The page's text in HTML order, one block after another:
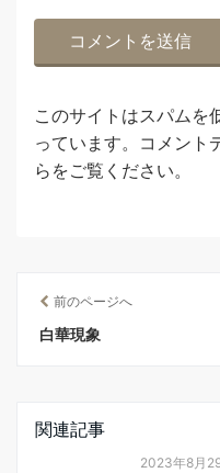
このサイトはスパムを
っています。 コメント
らをご覧ください。
前のページへ
白華現象
関連記事
2023年8月